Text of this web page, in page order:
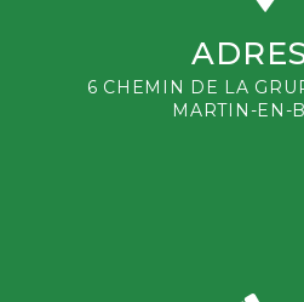
6 CHEMIN DE LA
MARTIN-EN-